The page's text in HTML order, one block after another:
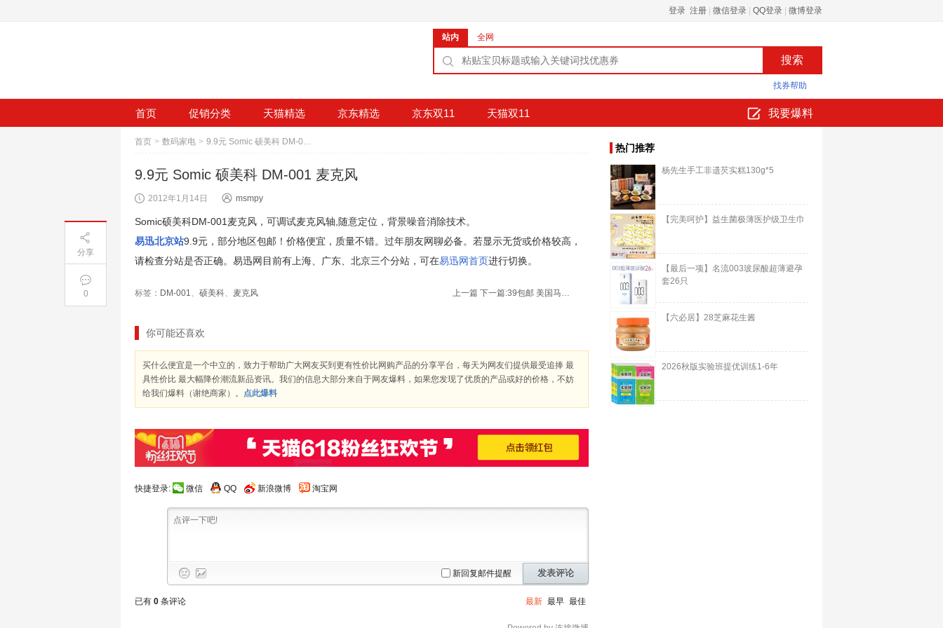
登录 注册 微信登录 QQ登录 微博登录
站内 全网
找券帮助
首页 促销分类 天猫精选 京东精选 京东双11 天猫双11 我要爆料
首页 > 数码家电 > 9.9元 Somic 硕美科 DM-001 麦克风
9.9元 Somic 硕美科 DM-001 麦克风
2012年1月14日 msmpy
Somic硕美科DM-001麦克风，可调试麦克风轴,随意定位，背景噪音消除技术。
易迅北京站9.9元，部分地区包邮！价格便宜，质量不错。过年朋友网聊必备。若显示无货或价格较高，
请检查分站是否正确。易迅网目前有上海、广东、北京三个分站，可在易迅网首页进行切换。
标签： DM-001、 硕美科、 麦克风 上一篇 下一篇: 39包邮 美国马球协会男士休闲袜子颜色随机六双装(均码)
你可能还喜欢
买什么便宜是一个中立的，致力于帮助广大网友买到更有性价比网购产品的分享平台，每天为网友们提供最受追捧 最
具性价比 最大幅降价潮流新品资讯。我们的信息大部分来自于网友爆料，如果您发现了优质的产品或好的价格，不妨
给我们爆料（谢绝商家）。 点此爆料
快捷登录: 微信 QQ 新浪微博 淘宝网
新回复邮件提醒 发表评论
已有 0 条评论 最新 最早 最佳
热门推荐
杨先生手工非遗芡实糕130g*5
【完美呵护】益生菌极薄医护级卫生巾
【最后一项】名流003玻尿酸超薄避孕
套26只
【六必居】28芝麻花生酱
2026秋版实验班提优训练1-6年
分享
0